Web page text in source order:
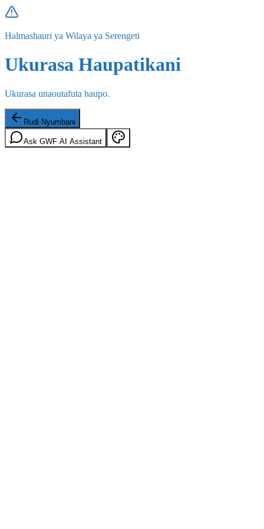
Halmashauri ya Wilaya ya Serengeti
Ukurasa Haupatikani
Ukurasa unaoutafuta haupo.
Rudi Nyumbani
Ask GWF AI Assistant